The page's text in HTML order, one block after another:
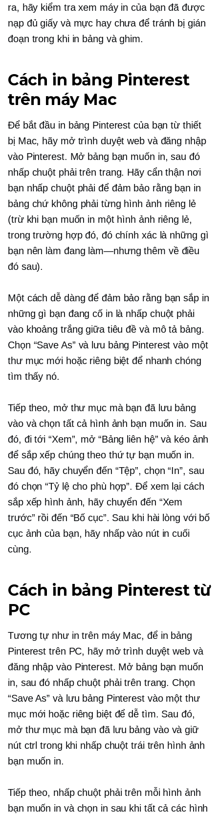
ra, hãy kiểm tra xem máy in của bạn đã được
nạp đủ giấy và mực hay chưa để tránh bị gián
đoạn trong khi in bảng và ghim.
Cách in bảng Pinterest
trên máy Mac
Để bắt đầu in bảng Pinterest của bạn từ thiết
bị Mac, hãy mở trình duyệt web và đăng nhập
vào Pinterest. Mở bảng bạn muốn in, sau đó
nhấp chuột phảitrên trang. Hãy cẩn thận nơi
bạn nhấp chuột phải để đảm bảo rằng bạn in
bảng chứ không phải từng hình ảnh riêng lẻ
(trừ khi bạn muốn in một hình ảnh riêng lẻ,
trong trường hợp đó, đó chính xác là những gì
bạn nên làm đang làm—nhưng thêm về điều
đó sau).
Một cách dễ dàng để đảm bảo rằng bạn sắp in
những gì bạn đang cố in là nhấp chuột phải
vào khoảng trắng giữa tiêu đề và mô tả bảng.
Chọn “Save As” và lưu bảng Pinterest vào một
thư mục mới hoặc riêng biệt để nhanh chóng
tìm thấy nó.
Tiếp theo, mở thư mục mà bạn đã lưu bảng
vào và chọn tất cả hình ảnh bạn muốn in. Sau
đó, đi tới “Xem”, mở “Bảng liên hệ” và kéo ảnh
để sắp xếp chúng theo thứ tự bạn muốn in.
Sau đó, hãy chuyển đến “Tệp”, chọn “In”, sau
đó chọn “Tỷ lệ cho phù hợp”. Để xem lại cách
sắp xếp hình ảnh, hãy chuyển đến “Xem
trước” rồi đến “Bố cục”. Sau khi hài lòng với bố
cục ảnh của bạn, hãy nhấp vào nút in cuối
cùng.
Cách in bảng Pinterest từ
PC
Tương tự như in trên máy Mac, để in bảng
Pinterest trên PC, hãy mở trình duyệt web và
đăng nhập vào Pinterest. Mở bảng bạn muốn
in, sau đó nhấp chuột phảitrên trang. Chọn
“Save As” và lưu bảng Pinterest vào một thư
mục mới hoặc riêng biệt để dễ tìm. Sau đó,
mở thư mục mà bạn đã lưu bảng vào và giữ
nút ctrl trong khi nhấp chuột tráitrên hình ảnh
bạn muốn in.
Tiếp theo, nhấp chuột phảitrên mỗi hình ảnh
bạn muốn in và chọn in sau khi tất cả các hình